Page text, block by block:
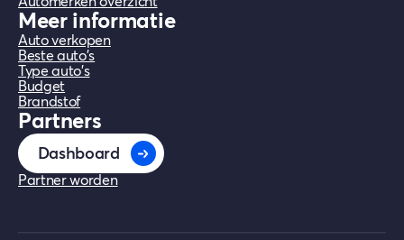
Meer informatie
Auto verkopen
Beste auto's
Type auto's
Budget
Brandstof
Partners
Dashboard
Partner worden